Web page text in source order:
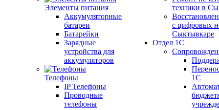
Элементы питания
Аккумуляторные
батареи
Батарейки
Зарядные
устройства для
аккумуляторов
Телефоны
IP Телефоны
Проводные
телефоны
техники в
с цифровых
Сыктывкаре
Отдел 1С
1С